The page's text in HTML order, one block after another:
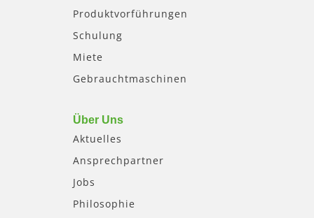
Produktvorführungen
Schulung
Miete
Gebrauchtmaschinen
Über Uns
Aktuelles
Ansprechpartner
Jobs
Philosophie